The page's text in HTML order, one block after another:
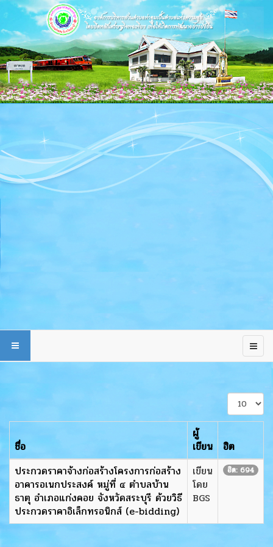
แสดง
#
ชื่อ
ผู้
เขียน
ฮิต
ประกวดราคาจ้างก่อสร้างโครงการก่อสร้าง
อาคารอเนกประสงค์ หมู่ที่ ๔ ตำบลบ้าน
ธาตุ อำเภอแก่งคอย จังหวัดสระบุรี ด้วยวิธี
ประกวดราคาอิเล็กทรอนิกส์ (e-bidding)
เขียน
โดย
BGS
ฮิต: 694